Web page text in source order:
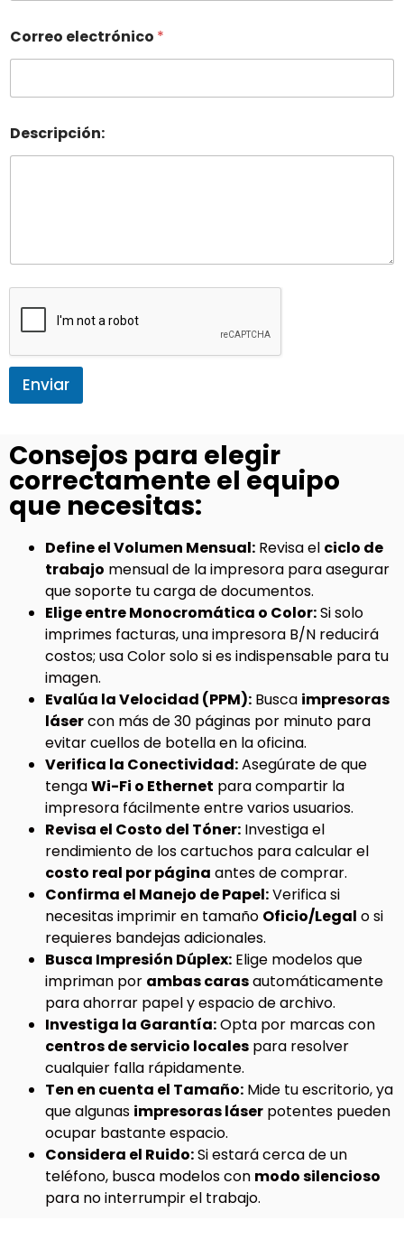
Correo electrónico *
Descripción:
Enviar
Consejos para elegir
correctamente el equipo
que necesitas:
Define el Volumen Mensual: Revisa el ciclo de
trabajo mensual de la impresora para asegurar
que soporte tu carga de documentos.
Elige entre Monocromática o Color:Si solo
imprimes facturas, una impresora B/N reducirá
costos; usa Color solo si es indispensable para tu
imagen.
Evalúa la Velocidad (PPM): Busca impresoras
lásercon más de 30 páginas por minuto para
evitar cuellos de botella en la oficina.
Verifica la Conectividad:Asegúrate de que
tengaWi-Fi o Ethernet para compartir la
impresora fácilmente entre varios usuarios.
Revisa el Costo del Tóner: Investiga el
rendimiento de los cartuchos para calcular el
costo real por página antes de comprar.
Confirma el Manejo de Papel:Verifica si
necesitas imprimir en tamaño Oficio/Legal o si
requieres bandejas adicionales.
Busca Impresión Dúplex: Elige modelos que
impriman por ambas carasautomáticamente
para ahorrar papel y espacio de archivo.
Investiga la Garantía:Opta por marcas con
centros de servicio locales para resolver
cualquier falla rápidamente.
Ten en cuenta el Tamaño: Mide tu escritorio, ya
que algunas impresoras láser potentes pueden
ocupar bastante espacio.
Considera el Ruido:Si estará cerca de un
teléfono, busca modelos con modo silencioso
para no interrumpir el trabajo.